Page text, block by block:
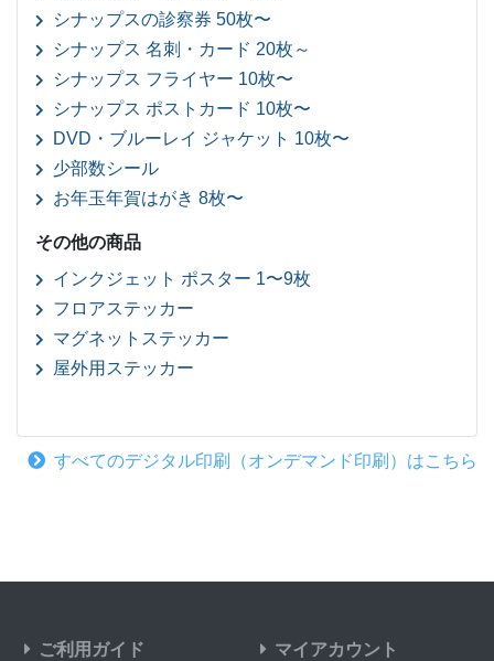
シナップスの診察券 50枚〜
シナップス 名刺・カード 20枚～
シナップス フライヤー 10枚〜
シナップス ポストカード 10枚〜
DVD・ブルーレイ ジャケット 10枚〜
少部数シール
お年玉年賀はがき 8枚〜
その他の商品
インクジェット ポスター 1〜9枚
フロアステッカー
マグネットステッカー
屋外用ステッカー
すべてのデジタル印刷（オンデマンド印刷）はこちら
ご利用ガイド マイアカウント